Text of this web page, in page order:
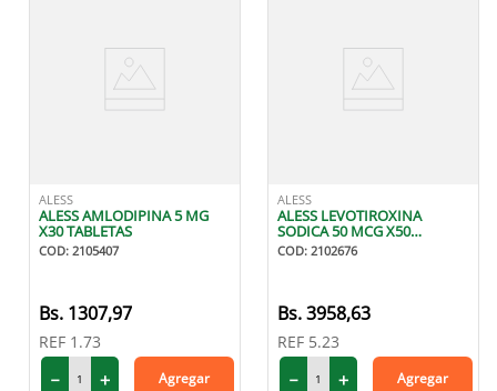
ALESS
ALESS AMLODIPINA 5 MG
X30 TABLETAS
COD: 2105407
1307,97
REF 1.73
＋
－ Agregar
ALESS
ALESS LEVOTIROXINA
SODICA 50 MCG X50
TABLETAS
COD: 2102676
3958,63
REF 5.23
＋
－ Agregar